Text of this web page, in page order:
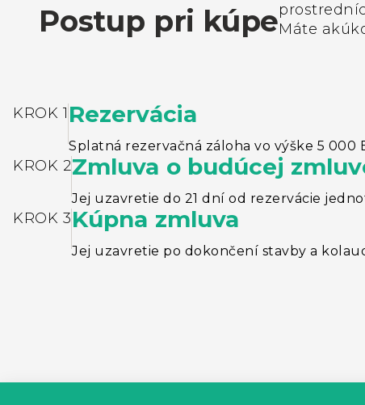
Postup pri kúpeMáte
KROK 1 Rezervácia
Splatná rezervačná záloha vo výške 5 000
KROK 2Zmluva o budúcej
Jej uzavretie do 21 dní od rezervácie
KROK 3Kúpna zmluva
Jej uzavretie po dokončení stavby a